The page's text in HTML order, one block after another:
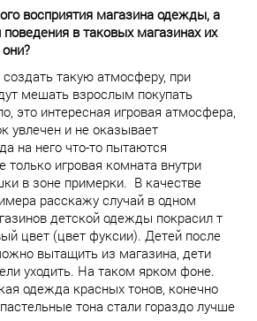
восприятия магазина одежды, а
в таковых магазинах их
такую атмосферу, при
мешать взрослым покупать
это интересная игровая атмосфера,
увлечен и не оказывает
на него что-то пытаются
только игровая комната внутри
в зоне примерки. В качестве
расскажу случай в одном
детской одежды покрасил т
цвет (цвет фуксии). Детей после
вытащить из магазина, дети
уходить. На таком ярком фоне.
одежда красных тонов, конечно
тона стали гораздо лучше